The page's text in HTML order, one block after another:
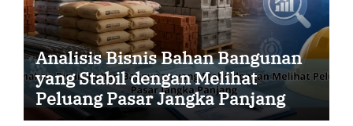
Analisis Bisnis Bahan Bangunan
yang Stabil dengan Melihat
Peluang Pasar Jangka Panjang